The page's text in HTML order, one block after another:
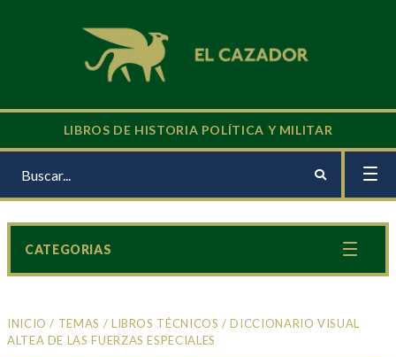
LIBROS DE HISTORIA POLÍTICA Y MILITAR
INICIO / TEMAS / LIBROS TÉCNICOS / DICCIONARIO VISUAL
ALTEA DE LAS FUERZAS ESPECIALES
CATEGORIAS